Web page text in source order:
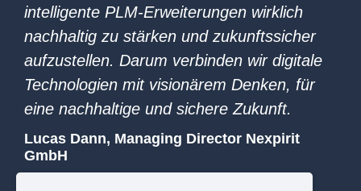
intelligente PLM-Erweiterungen wirklich
nachhaltig zu stärken und zukunftssicher
aufzustellen. Darum verbinden wir digitale
Technologien mit visionärem Denken, für
eine nachhaltige und sichere Zukunft.
Lucas Dann, Managing Director Nexpirit
GmbH